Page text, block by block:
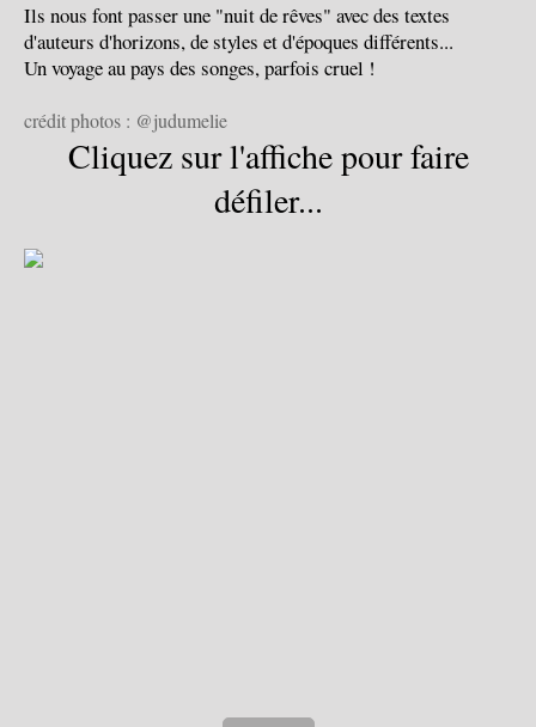
Ils nous font passer une "nuit de rêves" avec des textes
d'auteurs d'horizons, de styles et d'époques différents...
Un voyage au pays des songes, parfois cruel !
crédit photos : @judumelie
Cliquez sur l'affiche pour faire
défiler...